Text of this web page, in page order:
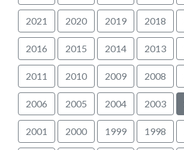
2021 2020 2019 2018
2016 2015 2014 2013
2011 2010 2009 2008
2006 2005 2004 2003
2001 2000 1999 1998